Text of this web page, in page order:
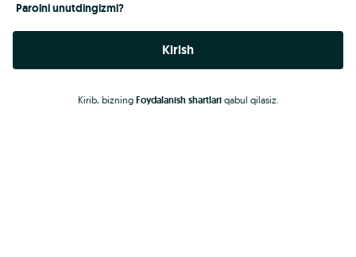
Parolni unutdingizmi?
Kirish
Kirib, bizning Foydalanish shartlariqabul qilasiz.